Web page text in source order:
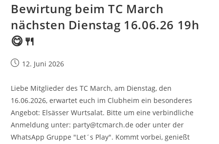
Bewirtung beim TC March
nächsten Dienstag 16.06.26 19h
😋🍴
Beitrag12. Juni 2026
Liebe Mitglieder des TC March, am Dienstag, den
16.06.2026, erwartet euch im Clubheim ein besonderes
Angebot: Elsässer Wurtsalat. Bitte um eine verbindliche
Anmeldung unter: party@tcmarch.de oder unter der
WhatsApp Gruppe "Let´s Play". Kommt vorbei, genießt